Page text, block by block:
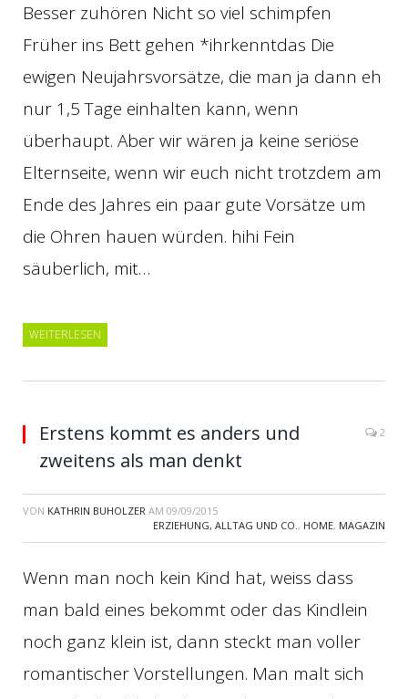
Besser zuhören Nicht so viel schimpfen
Früher ins Bett gehen *ihrkenntdas Die
ewigen Neujahrsvorsätze, die man ja dann eh
nur 1,5 Tage einhalten kann, wenn
überhaupt. Aber wir wären ja keine seriöse
Elternseite, wenn wir euch nicht trotzdem am
Ende des Jahres ein paar gute Vorsätze um
die Ohren hauen würden. hihi Fein
säuberlich, mit…
WEITERLESEN
Erstens kommt es anders und
zweitens als man denkt
2
VON KATHRIN BUHOLZER AM 09/09/2015
ERZIEHUNG, ALLTAG UND CO., HOME, MAGAZIN
Wenn man noch kein Kind hat, weiss dass
man bald eines bekommt oder das Kindlein
noch ganz klein ist, dann steckt man voller
romantischer Vorstellungen. Man malt sich